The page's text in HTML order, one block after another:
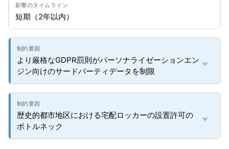
短期（2年以内）
より厳格なGDPR罰則がパーソナライゼーションエン
ジン向けのサードパーティデータを制限
歴史的都市地区における宅配ロッカーの設置許可の
ボトルネック